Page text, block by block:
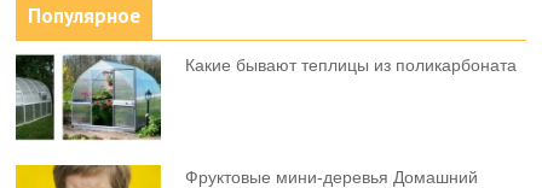
Популярное
Какие бывают теплицы из поликарбоната
Фруктовыe мини-деревья Домашний